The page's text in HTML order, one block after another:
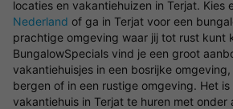
locaties en vakantiehuizen in Terjat. Kies
Nederland of ga in Terjat voor een
prachtige omgeving waar jij tot rust kunt
BungalowSpecials vind je een groot
vakantiehuisjes in een bosrijke
bergen of in een rustige omgeving. Het
vakantiehuis in Terjat te huren met onder